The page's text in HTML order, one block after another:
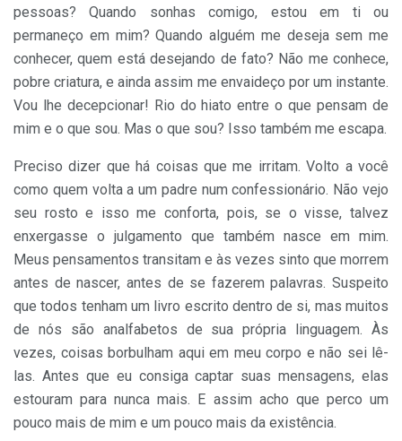
pessoas? Quando sonhas comigo, estou em ti ou
permaneço em mim? Quando alguém me deseja sem me
conhecer, quem está desejando de fato? Não me conhece,
pobre criatura, e ainda assim me envaideço por um instante.
Vou lhe decepcionar! Rio do hiato entre o que pensam de
mim e o que sou. Mas o que sou? Isso também me escapa.
Preciso dizer que há coisas que me irritam. Volto a você
como quem volta a um padre num confessionário. Não vejo
seu rosto e isso me conforta, pois, se o visse, talvez
enxergasse o julgamento que também nasce em mim.
Meus pensamentos transitam e às vezes sinto que morrem
antes de nascer, antes de se fazerem palavras. Suspeito
que todos tenham um livro escrito dentro de si, mas muitos
de nós são analfabetos de sua própria linguagem. Às
vezes, coisas borbulham aqui em meu corpo e não sei lê-
las. Antes que eu consiga captar suas mensagens, elas
estouram para nunca mais. E assim acho que perco um
pouco mais de mim e um pouco mais da existência.